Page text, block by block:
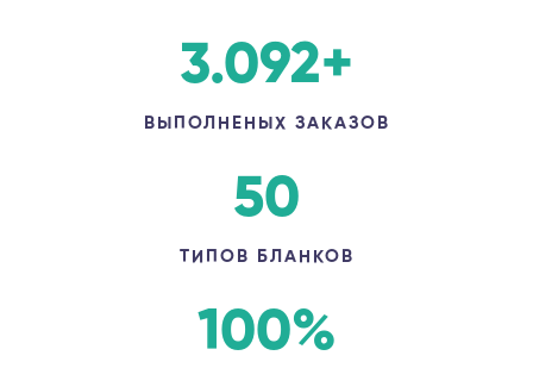
3.092+
ВЫПОЛНЕНЫХ ЗАКАЗОВ
50
ТИПОВ БЛАНКОВ
100%